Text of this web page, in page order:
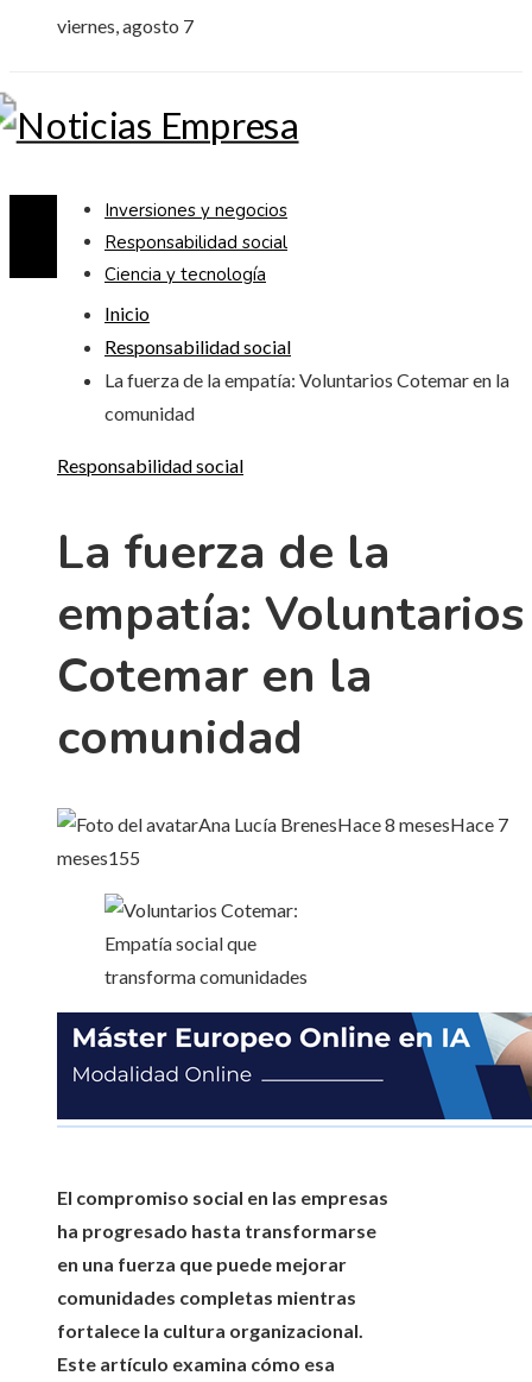
viernes, agosto 7
Inversiones y negocios
Responsabilidad social
Ciencia y tecnología
Inicio
Responsabilidad social
La fuerza de la empatía: Voluntarios Cotemar en la
comunidad
Responsabilidad social
La fuerza de la
empatía: Voluntarios
Cotemar en la
comunidad
Ana Lucía BrenesHace 8 mesesHace 7
meses155
El compromiso social en las empresas
ha progresado hasta transformarse
en una fuerza que puede mejorar
comunidades completas mientras
fortalece la cultura organizacional.
Este artículo examina cómo esa